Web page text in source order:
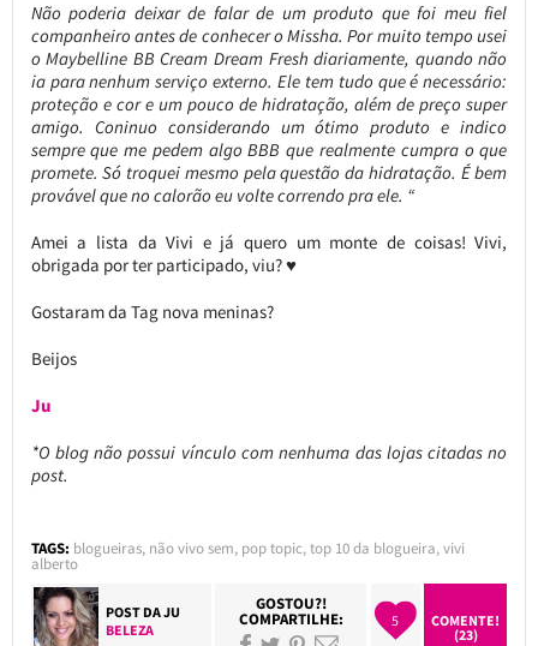
Não poderia deixar de falar de um produto que foi meu fiel
companheiro antes de conhecer o Missha. Por muito tempo usei
o Maybelline BB Cream Dream Fresh diariamente, quando não
ia para nenhum serviço externo. Ele tem tudo que é necessário:
proteção e cor e um pouco de hidratação, além de preço super
amigo. Coninuo considerando um ótimo produto e indico
sempre que me pedem algo BBB que realmente cumpra o que
promete. Só troquei mesmo pela questão da hidratação. É bem
provável que no calorão eu volte correndo pra ele. “
Amei a lista da Vivi e já quero um monte de coisas! Vivi,
obrigada por ter participado, viu? ♥
Gostaram da Tag nova meninas?
Beijos
Ju
*O blog não possui vínculo com nenhuma das lojas citadas no
post.
TAGS: blogueiras, não vivo sem, pop topic,top 10 da blogueira,vivi
alberto
POST DAJU
BELEZA
GOSTOU?!
COMPARTILHE: 5
COMENTE!
(23)